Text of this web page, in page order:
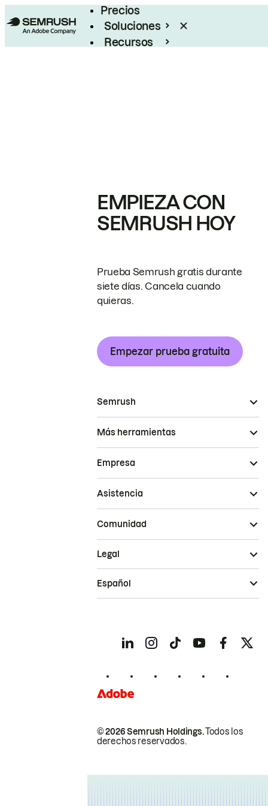
Precios
Soluciones
Recursos
EMPIEZA CON
SEMRUSH HOY
Prueba Semrush gratis durante
siete días. Cancela cuando
quieras.
Empezar prueba gratuita
Semrush
Más herramientas
Empresa
Asistencia
Comunidad
© 2026 Semrush Holdings.Todos los
derechos reservados.
Legal
Español